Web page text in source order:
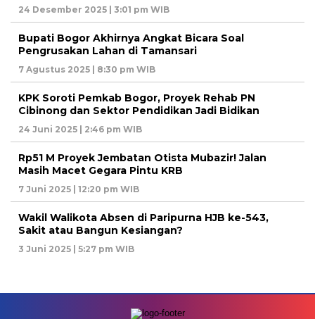
24 Desember 2025 | 3:01 pm WIB
Bupati Bogor Akhirnya Angkat Bicara Soal
Pengrusakan Lahan di Tamansari
7 Agustus 2025 | 8:30 pm WIB
KPK Soroti Pemkab Bogor, Proyek Rehab PN
Cibinong dan Sektor Pendidikan Jadi Bidikan
24 Juni 2025 | 2:46 pm WIB
Rp51 M Proyek Jembatan Otista Mubazir! Jalan
Masih Macet Gegara Pintu KRB
7 Juni 2025 | 12:20 pm WIB
Wakil Walikota Absen di Paripurna HJB ke-543,
Sakit atau Bangun Kesiangan?
3 Juni 2025 | 5:27 pm WIB